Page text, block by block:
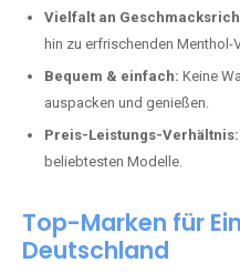
Vielfalt an
hin zu erfrischenden Menthol-
Bequem & einfach: Keine
auspacken und genießen.
Preis-Leistungs-Verhältnis:
beliebtesten Modelle.
Top-Marken für
Deutschland